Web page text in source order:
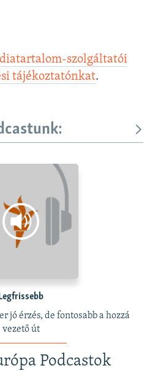
szolgáltatói
tájékoztatónkat.
Legfrissebb
jó érzés, de fontosabb a hozzá
vezető út
Podcastok